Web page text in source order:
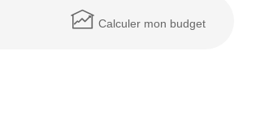
Calculer mon budget